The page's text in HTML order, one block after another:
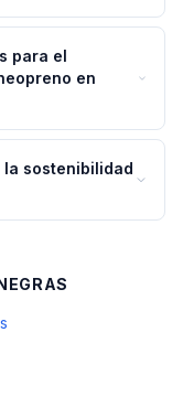
para el
en
la sostenibilidad